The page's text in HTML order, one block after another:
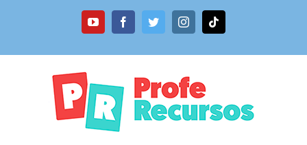
YouTubeFacebookTwitterInstagramTiktok